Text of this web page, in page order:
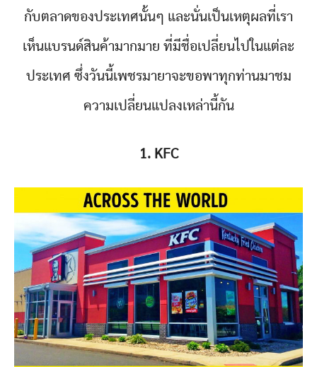
กับตลาดของประเทศนั้นๆ และนั่นเป็นเหตุผลที่เรา
เห็นแบรนด์สินค้ามากมาย ที่มีชื่อเปลี่ยนไปในแต่ละ
ประเทศ ซึ่งวันนี้เพชรมายาจะขอพาทุกท่านมาชม
ความเปลี่ยนแปลงเหล่านี้กัน
1. KFC